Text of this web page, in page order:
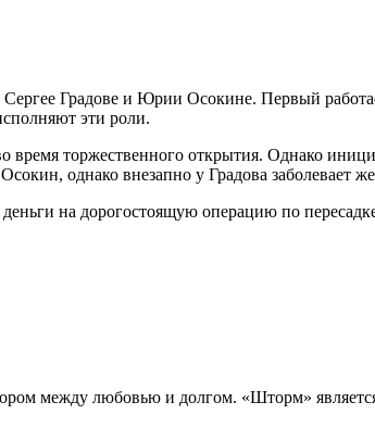
Градове и Юрии Осокине. Первый
эти роли.
время торжественного открытия. Однако
однако внезапно у Градова заболевает
на дорогостоящую операцию по
между любовью и долгом. «Шторм»